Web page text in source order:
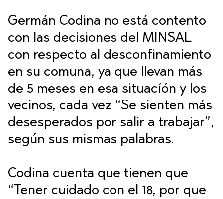
Germán Codina no está contento
con las decisiones del MINSAL
con respecto al desconfinamiento
en su comuna, ya que llevan más
de 5 meses en esa situacíón y los
vecinos, cada vez “Se sienten más
desesperados por salir a trabajar”,
según sus mismas palabras.
Codina cuenta que tienen que
“Tener cuidado con el 18, por que